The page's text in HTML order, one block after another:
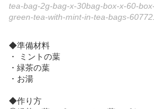
tea-bag-2g-bag-x-30bag-box-x-60-
green-tea-with-mint-in-tea-bags-
◆準備材料
・ ミントの葉
・緑茶の葉
・お湯
◆作り方